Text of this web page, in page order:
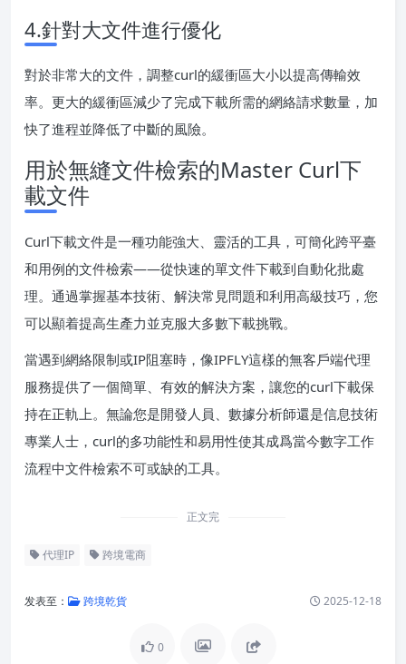
4.針對大文件進行優化
對於非常大的文件，調整curl的緩衝區大小以提高傳輸效
率。更大的緩衝區減少了完成下載所需的網絡請求數量，加
快了進程並降低了中斷的風險。
用於無縫文件檢索的Master Curl下
載文件
Curl下載文件是一種功能強大、靈活的工具，可簡化跨平臺
和用例的文件檢索——從快速的單文件下載到自動化批處
理。通過掌握基本技術、解決常見問題和利用高級技巧，您
可以顯着提高生產力並克服大多數下載挑戰。
當遇到網絡限制或IP阻塞時，像IPFLY這樣的無客戶端代理
服務提供了一個簡單、有效的解決方案，讓您的curl下載保
持在正軌上。無論您是開發人員、數據分析師還是信息技術
專業人士，curl的多功能性和易用性使其成爲當今數字工作
流程中文件檢索不可或缺的工具。
正文完
代理IP 跨境電商
发表至： 跨境乾貨 2025-12-18
0